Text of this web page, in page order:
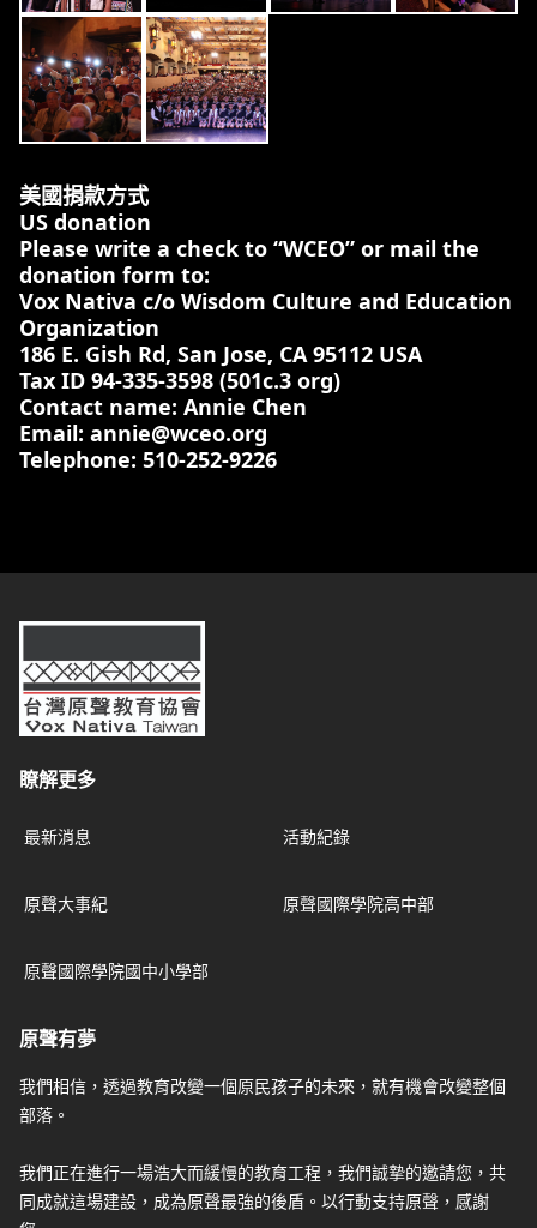
美國捐款方式
US donation
Please write a check to “WCEO” or mail the
donation form to:
Vox Nativa c/o Wisdom Culture and Education
Organization
186 E. Gish Rd, San Jose, CA 95112 USA
Tax ID 94-335-3598 (501c.3 org)
Contact name: Annie Chen
Email: annie@wceo.org
Telephone: 510-252-9226
台灣原聲教育協會
瞭解更多
最新消息 活動紀錄
原聲大事紀 原聲國際學院高中部
原聲國際學院國中小學部
原聲有夢
我們相信，透過教育改變一個原民孩子的未來，就有機會改變整個
部落。
我們正在進行一場浩大而緩慢的教育工程，我們誠摯的邀請您，共
同成就這場建設，成為原聲最強的後盾。以行動支持原聲，感謝